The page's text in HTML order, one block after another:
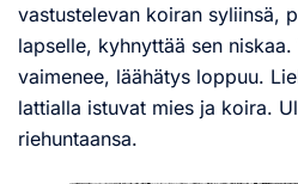
vastustelevan koiran syliinsä,
lapselle, kyhnyttää sen
vaimenee, läähätys loppuu.
lattialla istuvat mies ja koira.
riehuntaansa.